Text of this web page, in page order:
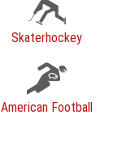
Skaterhockey
American Football